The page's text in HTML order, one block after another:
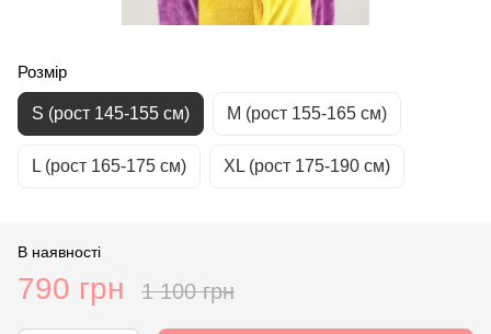
Розмір
S (рост 145-155 см) М (рост 155-165 см)
L (рост 165-175 см) XL (рост 175-190 см)
В наявності
790 грн 1 100 грн